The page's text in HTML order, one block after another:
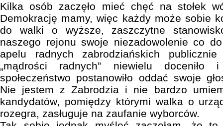
Kilka osób zaczęło mieć chęć na stołek
Demokrację mamy, więc każdy może sobie
do walki o wyższe, zaszczytne
naszego rejonu swoje niezadowolenie co
apelu radnych zabrodziańskich
„mądrości radnych” niewielu
społeczeństwo postanowiło oddać swoje
Nie jestem z Zabrodzia i nie bardzo
kandydatów, pomiędzy którymi walka o
rozegra, zasługuje na zaufanie wyborców.